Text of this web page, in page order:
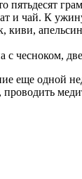
и чай. К
чесноком,
еще одной
проводить